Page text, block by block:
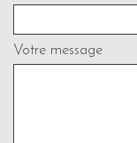
Votre message